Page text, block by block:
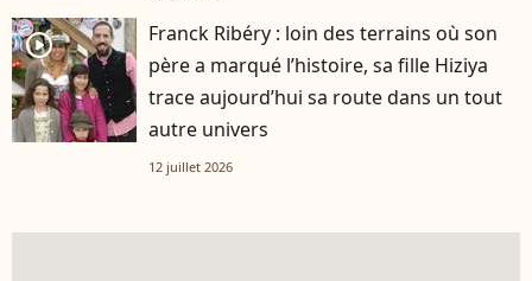
player2
Franck Ribéry : loin des terrains où son
père a marqué l’histoire, sa fille Hiziya
trace aujourd’hui sa route dans un tout
autre univers
12 juillet 2026